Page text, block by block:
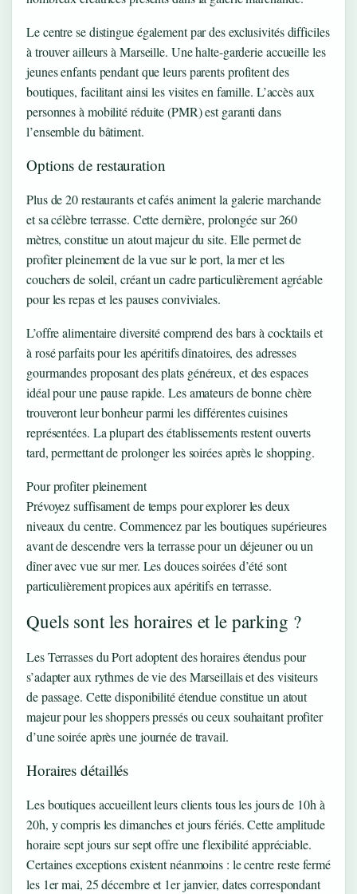
Le centre se distingue également par des exclusivités difficiles
à trouver ailleurs à Marseille. Une halte-garderie accueille les
jeunes enfants pendant que leurs parents profitent des
boutiques, facilitant ainsi les visites en famille. L’accès aux
personnes à mobilité réduite (PMR) est garanti dans
l’ensemble du bâtiment.
Options de restauration
Plus de 20 restaurants et cafés animent la galerie marchande
et sa célèbre terrasse. Cette dernière, prolongée sur 260
mètres, constitue un atout majeur du site. Elle permet de
profiter pleinement de la vue sur le port, la mer et les
couchers de soleil, créant un cadre particulièrement agréable
pour les repas et les pauses conviviales.
L’offre alimentaire diversité comprend des bars à cocktails et
à rosé parfaits pour les apéritifs dînatoires, des adresses
gourmandes proposant des plats généreux, et des espaces
idéal pour une pause rapide. Les amateurs de bonne chère
trouveront leur bonheur parmi les différentes cuisines
représentées. La plupart des établissements restent ouverts
tard, permettant de prolonger les soirées après le shopping.
Pour profiter pleinement
Prévoyez suffisament de temps pour explorer les deux
niveaux du centre. Commencez par les boutiques supérieures
avant de descendre vers la terrasse pour un déjeuner ou un
dîner avec vue sur mer. Les douces soirées d’été sont
particulièrement propices aux apéritifs en terrasse.
Quels sont les horaires et le parking ?
Les Terrasses du Port adoptent des horaires étendus pour
s’adapter aux rythmes de vie des Marseillais et des visiteurs
de passage. Cette disponibilité étendue constitue un atout
majeur pour les shoppers pressés ou ceux souhaitant profiter
d’une soirée après une journée de travail.
Horaires détaillés
Les boutiques accueillent leurs clients tous les jours de 10h à
20h, y compris les dimanches et jours fériés. Cette amplitude
horaire sept jours sur sept offre une flexibilité appréciable.
Certaines exceptions existent néanmoins : le centre reste fermé
les 1er mai, 25 décembre et 1er janvier, dates correspondant